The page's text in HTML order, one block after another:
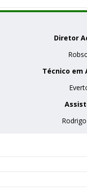
Diretor
Técnico em